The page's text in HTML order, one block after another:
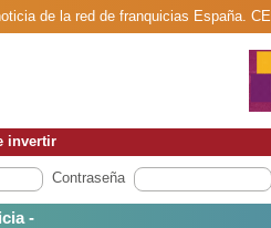
de la red de franquicias España.
invertir
Contraseña
-